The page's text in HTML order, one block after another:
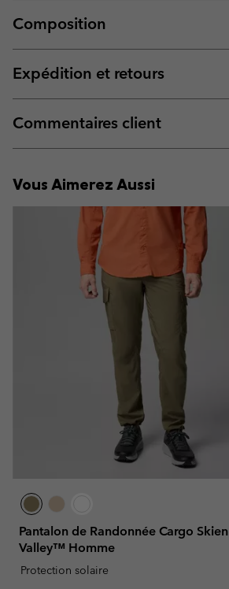
Composition
Expédition et retours
Commentaires client
Vous Aimerez Aussi
Pantalon de Randonnée Cargo Skien
Valley™ Homme
Protection solaire